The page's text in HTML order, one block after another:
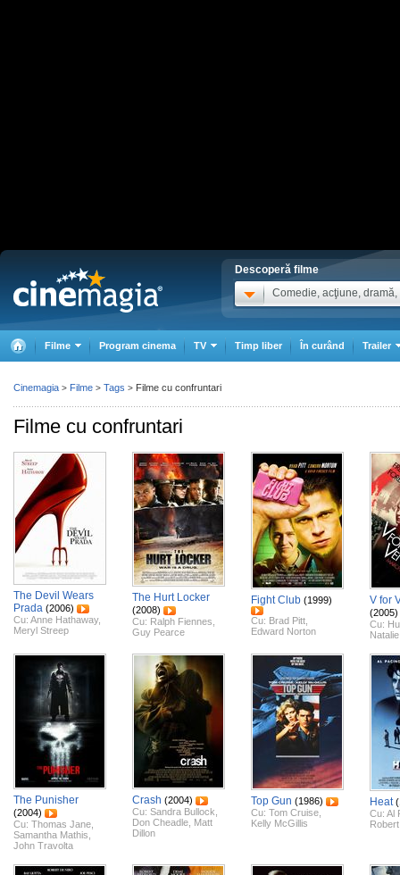
Descoperă filme
Comedie, acţiune, dramă,
Filme Program cinema TV Timp liber În curând Trailer
Filme cu confruntari
The Devil Wears
Prada (2006)
Cu: Anne Hathaway,
Meryl Streep
The Hurt Locker
(2008)
Cu: Ralph Fiennes
Guy Pearce
Fight Club (1999)
Cu: Brad Pitt
Edward Norton
V for
(2005)
Cu:
The Punisher
(2004)
Cu: Thomas Jane
Samantha Mathis
John Travolta
Crash (2004)
Cu: Sandra Bullock
Don Cheadle Matt
Dillon
Top Gun (1986)
Cu: Tom Cruise
Kelly McGillis
Heat
Cu: Al
Cinemagia > Filme > Tags > Filme cu confruntari